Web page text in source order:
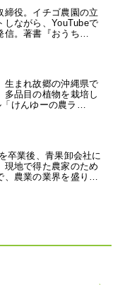
締役。イチゴ農園の立
しながら、YouTubeで
信。著書『おうち…
生まれ故郷の沖縄県で
多品目の植物を栽培し
「けんゆーの農ラ…
卒業後、青果卸会社に
現地で得た農家のため
、農業の業界を盛り…